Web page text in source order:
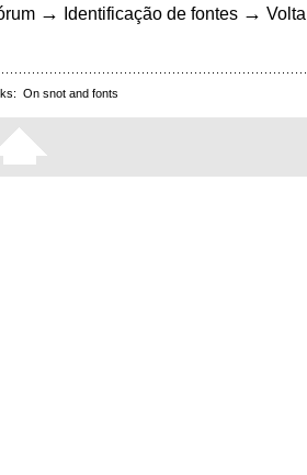
→ Identificação de fontes →
On snot and fonts